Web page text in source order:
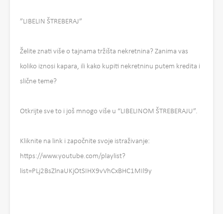
”LIBELIN ŠTREBERAJ”
Želite znati više o tajnama tržišta nekretnina? Zanima vas
koliko iznosi kapara, ili kako kupiti nekretninu putem kredita i
slične teme?
Otkrijte sve to i još mnogo više u “LIBELINOM ŠTREBERAJU”.
Kliknite na link i započnite svoje istraživanje:
https://www.youtube.com/playlist?
list=PLj2BsZlnaUKjOtSIHX9vVhCxBHC1MIl9y